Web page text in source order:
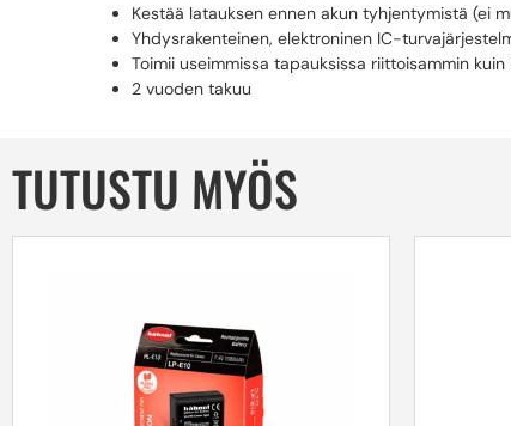
Kestää latauksen ennen akun tyhjentymistä (ei
Yhdysrakenteinen, elektroninen IC-
Toimii useimmissa tapauksissa riittoisammin
2 vuoden takuu
TUTUSTU MYÖS